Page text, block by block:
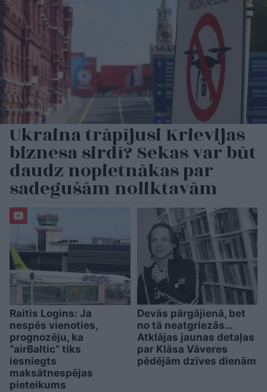
Ukraina trāpījusi Krievijas
biznesa sirdī? Sekas var būt
daudz nopietnākas par
sadegušām noliktavām
Raitis Logins: Ja
nespēs vienoties,
prognozēju, ka
“airBaltic” tiks
iesniegts
maksātnespējas
pieteikums
Devās pārgājienā, bet
no tā neatgriezās…
Atklājas jaunas detaļas
par Klāsa Vāveres
pēdējām dzīves dienām